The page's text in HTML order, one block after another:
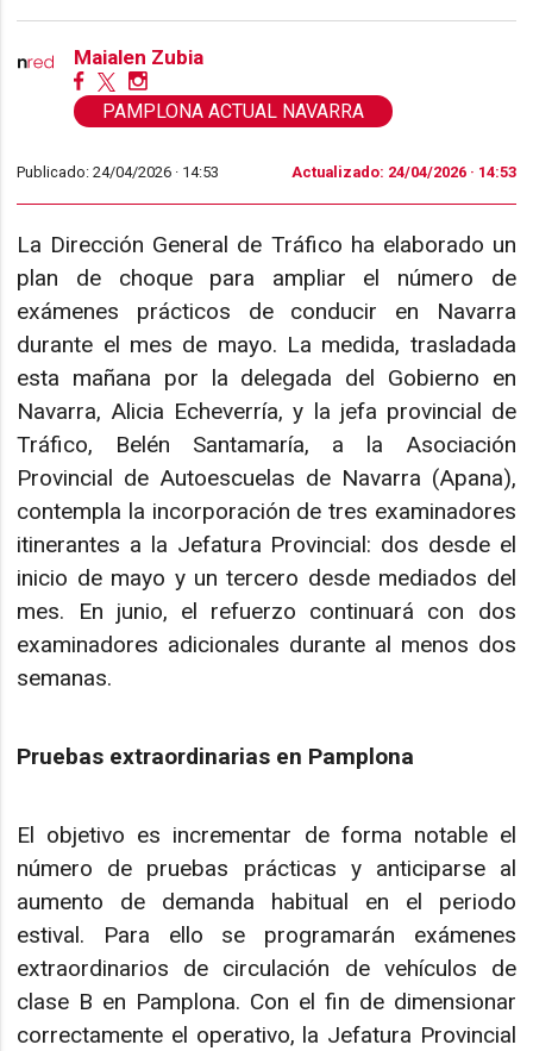
Maialen Zubia
PAMPLONA ACTUAL NAVARRA
Publicado: 24/04/2026 · 14:53 Actualizado: 24/04/2026 · 14:53
La Dirección General de Tráfico ha elaborado un
plan de choque para ampliar el número de
exámenes prácticos de conducir en Navarra
durante el mes de mayo. La medida, trasladada
esta mañana por la delegada del Gobierno en
Navarra, Alicia Echeverría, y la jefa provincial de
Tráfico, Belén Santamaría, a la Asociación
Provincial de Autoescuelas de Navarra (Apana),
contempla la incorporación de tres examinadores
itinerantes a la Jefatura Provincial: dos desde el
inicio de mayo y un tercero desde mediados del
mes. En junio, el refuerzo continuará con dos
examinadores adicionales durante al menos dos
semanas.
Pruebas extraordinarias en Pamplona
El objetivo es incrementar de forma notable el
número de pruebas prácticas y anticiparse al
aumento de demanda habitual en el periodo
estival. Para ello se programarán exámenes
extraordinarios de circulación de vehículos de
clase B en Pamplona. Con el fin de dimensionar
correctamente el operativo, la Jefatura Provincial